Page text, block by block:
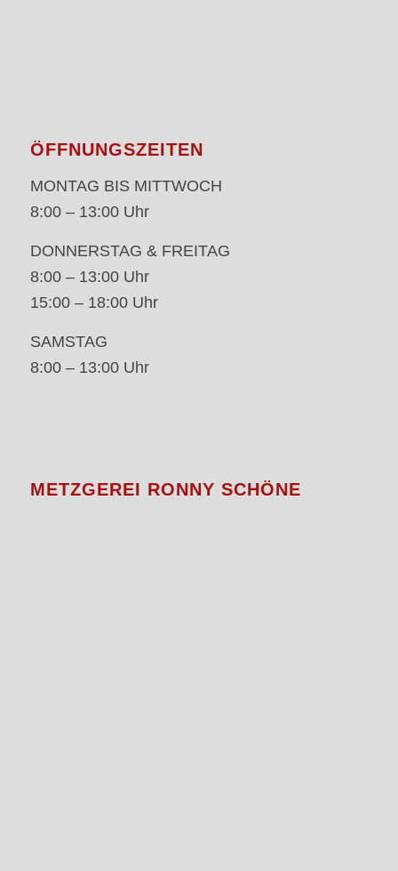
ÖFFNUNGSZEITEN
MONTAG BIS MITTWOCH
8:00 – 13:00 Uhr
DONNERSTAG & FREITAG
8:00 – 13:00 Uhr
15:00 – 18:00 Uhr
SAMSTAG
8:00 – 13:00 Uhr
METZGEREI RONNY SCHÖNE